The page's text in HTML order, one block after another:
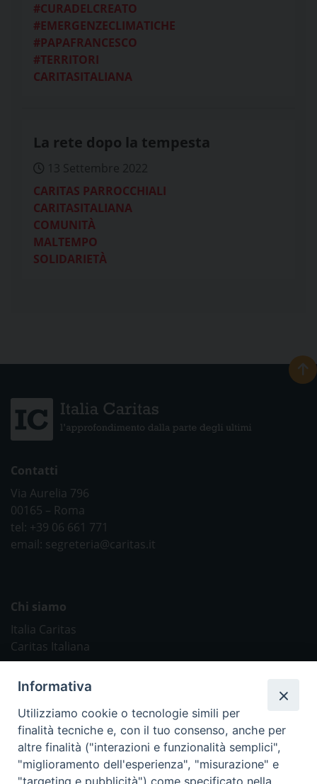
#CURADELCREATO
#EMERGENZECLIMATICHE
#PAPAFRANCESCO
#TERRITORI
CARITASITALIANA
La rete dopo la tempesta
13 Settembre 2022
CARITAS PARROCCHIALI
CARITASITALIANA
COMUNITÀ
MALTEMPO
SOLIDARIETÀ
Contatti
Via Aurelia 796
00165 – Roma
tel: +39 06 661 771
email: segreteria@caritas.it
Chi siamo
Italia Caritas
Caritas Italiana
Caritas Internationalis
TV 2000
Inblu 2000
Informativa
Utilizziamo cookie o tecnologie simili per
finalità tecniche e, con il tuo consenso, anche per
altre finalità ("interazioni e funzionalità semplici",
"miglioramento dell'esperienza", "misurazione" e
"targeting e pubblicità") come specificato nella